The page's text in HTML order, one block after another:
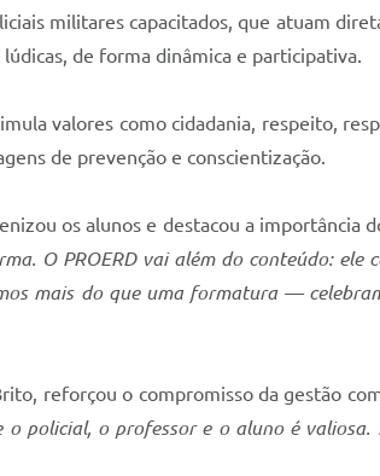
militares capacitados, que atuam
de forma dinâmica e participativa.
valores como cidadania, respeito,
de prevenção e conscientização.
os alunos e destacou a importância
O PROERD vai além do conteúdo:
mais do que uma formatura —
reforçou o compromisso da gestão
policial, o professor e o aluno é valiosa.